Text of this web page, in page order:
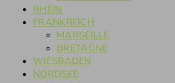
RHEIN
FRANKREICH
MARSEILLE
BRETAGNE
WIESBADEN
NORDSEE